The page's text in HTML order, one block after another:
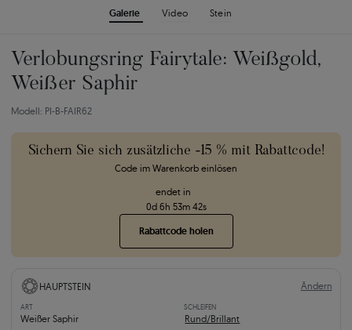
Galerie Video Stein
Verlobungsring Fairytale: Weißgold,
Weißer Saphir
Modell: PI-B-FAIR62
Sichern Sie sich zusätzliche -15 % mit Rabattcode!
Code im Warenkorb einlösen
endet in
0d 6h 53m 40s
Rabattcode holen
HAUPTSTEIN Ändern
ART
Weißer Saphir
SCHLEIFEN
Rund/Brillant